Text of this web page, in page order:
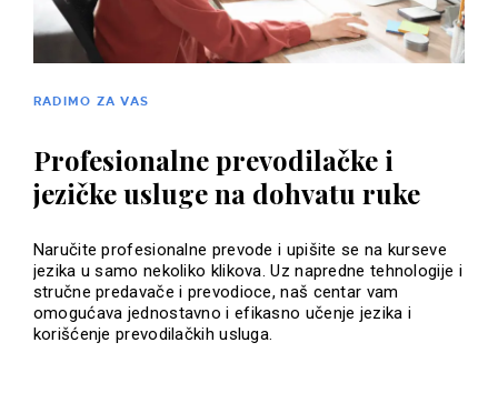
RADIMO ZA VAS
Profesionalne prevodilačke i
jezičke usluge na dohvatu ruke
Naručite profesionalne prevode i upišite se na kurseve
jezika u samo nekoliko klikova. Uz napredne tehnologije i
stručne predavače i prevodioce, naš centar vam
omogućava jednostavno i efikasno učenje jezika i
korišćenje prevodilačkih usluga.